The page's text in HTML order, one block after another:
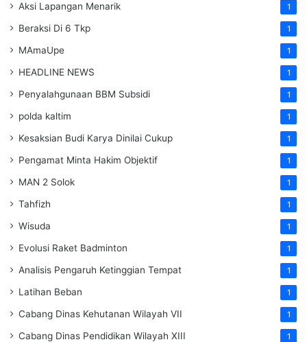
Aksi Lapangan Menarik 1
Beraksi Di 6 Tkp 1
MAmaUpe 1
HEADLINE NEWS 1
Penyalahgunaan BBM Subsidi 1
polda kaltim 1
Kesaksian Budi Karya Dinilai Cukup 1
Pengamat Minta Hakim Objektif 1
MAN 2 Solok 1
Tahfizh 1
Wisuda 1
Evolusi Raket Badminton 1
Analisis Pengaruh Ketinggian Tempat 1
Latihan Beban 1
Cabang Dinas Kehutanan Wilayah VII 1
Cabang Dinas Pendidikan Wilayah XIII 1